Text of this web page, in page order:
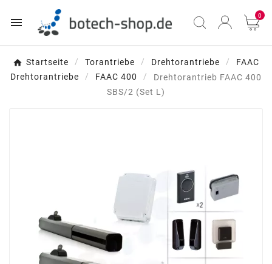
 0
Startseite Torantriebe Drehtorantriebe
FAAC
Drehtorantriebe
FAAC 400
Drehtorantrieb FAAC 400
SBS/2 (Set L)